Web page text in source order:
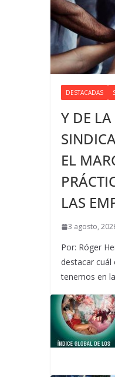
DESTACADAS
Y DE LA
EL
LAS
3 agosto,
Por: Róger
destacar cuál
tenemos en